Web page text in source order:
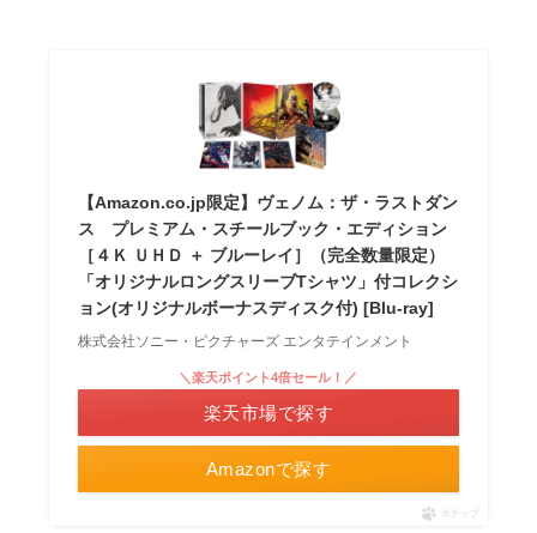
【Amazon.co.jp限定】ヴェノム：ザ・ラストダン
ス プレミアム・スチールブック・エディション
［４Ｋ ＵＨＤ ＋ ブルーレイ］（完全数量限定）
「オリジナルロングスリーブTシャツ」付コレクシ
ョン(オリジナルボーナスディスク付) [Blu-ray]
株式会社ソニー・ピクチャーズ エンタテインメント
Amazonで探す
＼楽天ポイント4倍セール！／
楽天市場で探す
ポチップ